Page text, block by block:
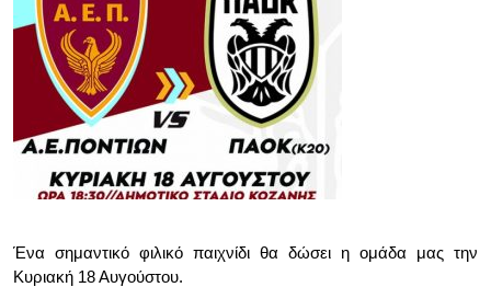
Ένα σημαντικό φιλικό παιχνίδι θα δώσει η ομάδα μας την
Κυριακή 18 Αυγούστου.